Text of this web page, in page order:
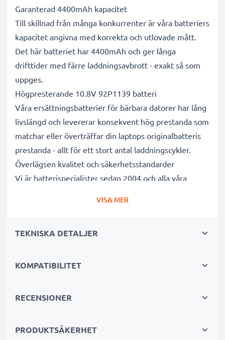
Garanterad 4400mAh kapacitet
Till skillnad från många konkurrenter är våra batteriers
kapacitet angivna med korrekta och utlovade mått.
Det här batteriet har 4400mAh och ger långa
drifttider med färre laddningsavbrott - exakt så som
uppges.
Högpresterande 10.8V 92P1139 batteri
Våra ersättningsbatterier för bärbara datorer har lång
livslängd och levererar konsekvent hög prestanda som
matchar eller överträffar din laptops originalbatteris
prestanda - allt för ett stort antal laddningscykler.
Överlägsen kvalitet och säkerhetsstandarder
Vi är batterispecialister sedan 2004 och alla våra
mer därtill. Det är därför de levereras med 3 års
Det hållbara valet
VISA MER
TEKNISKA DETALJER
KOMPATIBILITET
RECENSIONER
PRODUKTSÄKERHET